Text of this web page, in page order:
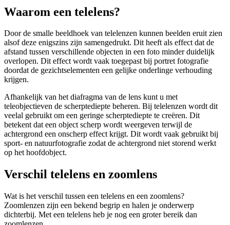
Waarom een telelens?
Door de smalle beeldhoek van telelenzen kunnen beelden eruit zien
alsof deze enigszins zijn samengedrukt. Dit heeft als effect dat de
afstand tussen verschillende objecten in een foto minder duidelijk
overlopen. Dit effect wordt vaak toegepast bij portret fotografie
doordat de gezichtselementen een gelijke onderlinge verhouding
krijgen.
Afhankelijk van het diafragma van de lens kunt u met
teleobjectieven de scherptediepte beheren. Bij telelenzen wordt dit
veelal gebruikt om een geringe scherptediepte te creëren. Dit
betekent dat een object scherp wordt weergeven terwijl de
achtergrond een onscherp effect krijgt. Dit wordt vaak gebruikt bij
sport- en natuurfotografie zodat de achtergrond niet storend werkt
op het hoofdobject.
Verschil telelens en zoomlens
Wat is het verschil tussen een telelens en een zoomlens?
Zoomlenzen zijn een bekend begrip en halen je onderwerp
dichterbij. Met een telelens heb je nog een groter bereik dan